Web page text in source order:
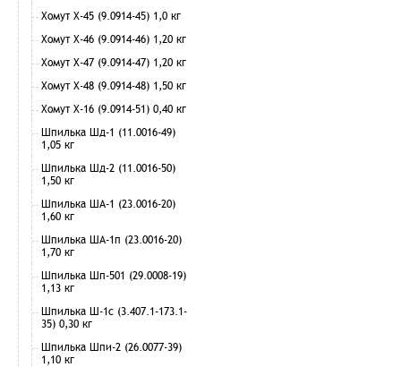
Хомут Х-45 (9.0914-45) 1,0 кг
Хомут Х-46 (9.0914-46) 1,20 кг
Хомут Х-47 (9.0914-47) 1,20 кг
Хомут Х-48 (9.0914-48) 1,50 кг
Хомут Х-16 (9.0914-51) 0,40 кг
Шпилька Шд-1 (11.0016-49)
1,05 кг
Шпилька Шд-2 (11.0016-50)
1,50 кг
Шпилька ША-1 (23.0016-20)
1,60 кг
Шпилька ША-1п (23.0016-20)
1,70 кг
Шпилька Шп-501 (29.0008-19)
1,13 кг
Шпилька Ш-1с (3.407.1-173.1-
35) 0,30 кг
Шпилька Шпи-2 (26.0077-39)
1,10 кг